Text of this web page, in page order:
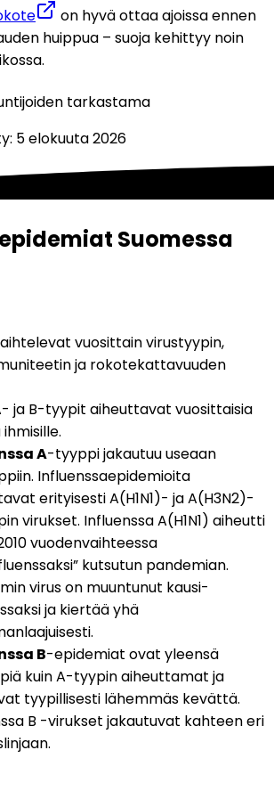
on hyvä ottaa ajoissa ennen
huippua – suoja kehittyy noin
tarkastama
: 5 elokuuta 2026
Suomessa
vuosittain virustyypin,
ja rokotekattavuuden
ja B-tyypit aiheuttavat vuosittaisia
A-tyyppi jakautuu useaan
Influenssaepidemioita
erityisesti A(H1N1)- ja A(H3N2)-
virukset. Influenssa A(H1N1) aiheutti
vuodenvaihteessa
kutsutun pandemian.
virus on muuntunut kausi-
ja kiertää yhä
B-epidemiat ovat yleensä
kuin A-tyypin aiheuttamat ja
tyypillisesti lähemmäs kevättä.
B -virukset jakautuvat kahteen eri